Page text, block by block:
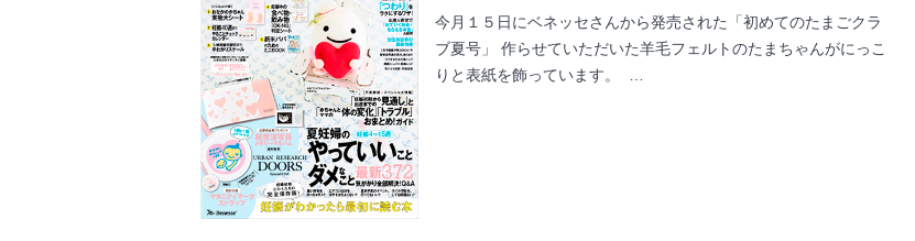
今月１５日にベネッセさんから発売された「初めてのたまごクラ
ブ夏号」 作らせていただいた羊毛フェルトのたまちゃんがにっこ
りと表紙を飾っています。 …